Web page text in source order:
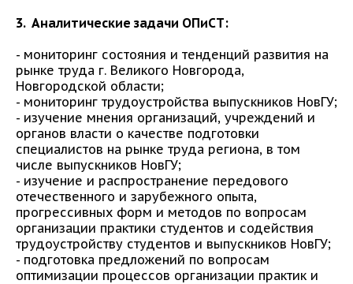
3. Аналитические задачи ОПиСТ:
- мониторинг состояния и тенденций развития на
рынке труда г. Великого Новгорода,
Новгородской области;
- мониторинг трудоустройства выпускников НовГУ;
- изучение мнения организаций, учреждений и
органов власти о качестве подготовки
специалистов на рынке труда региона, в том
числе выпускников НовГУ;
- изучение и распространение передового
отечественного и зарубежного опыта,
прогрессивных форм и методов по вопросам
организации практики студентов и содействия
трудоустройству студентов и выпускников НовГУ;
- подготовка предложений по вопросам
оптимизации процессов организации практик и